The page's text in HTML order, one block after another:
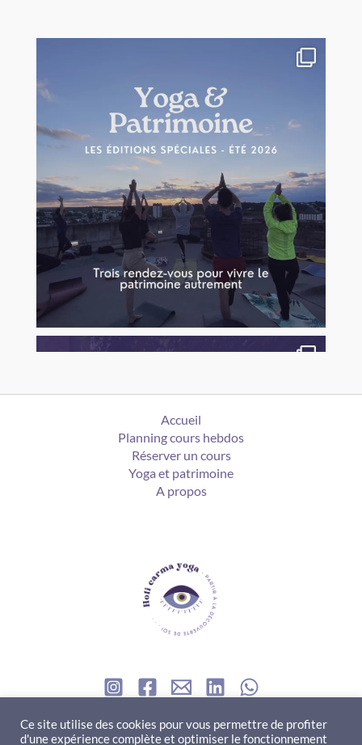
Accueil
Planning cours hebdos
Réserver un cours
Yoga et patrimoine
A propos
Contact
Ce site utilise des cookies pour vous permettre de profiter
d'une expérience complète et optimiser le fonctionnement